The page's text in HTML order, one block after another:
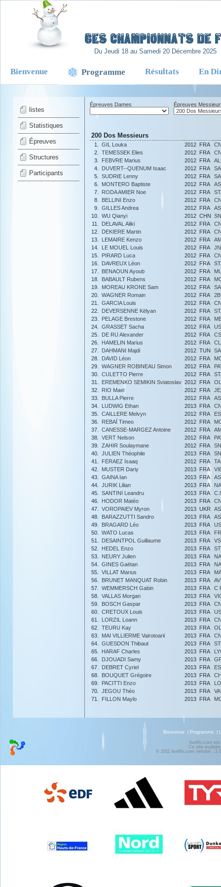
6es Championnats de
Du Jeudi 18 au Samedi 20 Décembre 2025
Bienvenue Programme Résultats En
listes
Statistiques
Épreuves
Structures
Participants
Épreuves Dames Épreuves
200 Dos Messieurs
1. GIL Louka 2012 FRA
2.
TEMESSEK Elies 2012 FRA
3.
FEBVRE Marius 2012 FRA
4.
DUVERT--QUENUM Isaac 2012 FRA
5.
SUDRIE Lenny 2012 FRA
6.
MONTERO Baptiste 2012 FRA
7.
RODA AMIER Noe 2012 FRA
8.
BELLINI Enzo 2012 FRA
9.
GILLES Andrea 2012 FRA
10.
WU Qianyi 2012 CHN
11.
DELAVAL Aliki 2012 FRA
12.
DEKIERE Martin 2012 FRA
13.
LEMAIRE Kenzo 2012 FRA
14.
LE MOUEL Louis 2012 FRA
15.
PIRARD Luca 2012 FRA
16.
DAVREUX Léon 2012 FRA
17.
BENAOUN Ayoub 2012 FRA
18.
BABAULT Rubens 2012 FRA
19.
MOREAU KRONE Sam 2012 FRA
20.
WAGNER Romain 2012 FRA
21.
GARCIA Louis 2012 FRA
22.
DEVERSENNE Këlyan 2012 FRA
23.
PELAGE Brestone 2012 FRA
24.
GRASSET Sacha 2012 FRA
25.
DE RU Alexander 2012 FRA
26.
HAMELIN Marius 2012 FRA
27.
DAHMANI Majdi 2012 TUN
28.
DAVID Léon 2012 FRA
29.
WAGNER ROBINEAU Simon 2012 FRA
30.
CULETTO Pierre 2012 FRA
31.
EREMENKO SEMIKIN Sviatoslav 2012 FRA
32.
RIO Mael 2012 FRA
33.
BULLA Pierre 2012 FRA
34.
LUDWIG Ethan 2013 FRA
35.
CAILLERE Melvyn 2012 FRA
36.
REBAÏ Timeo 2012 FRA
37.
CANESSE-MARGEZ Antoine 2012 FRA
38.
VERT Nelson 2012 FRA
39.
ZAHIR Soulaymane 2012 FRA
40.
JULIEN Théophile 2013 FRA
41.
FERAEZ Isaaq 2012 FRA
42.
MUSTER Dariy 2013 FRA
43.
GAINA Ian 2013 FRA
44.
JURIK Lilian 2013 FRA
45.
SANTINI Leandru 2013 FRA
46.
HODOR Matéo 2013 FRA
47.
VOROPAIEV Myron 2013 UKR
48.
BARAZZUTTI Sandro 2013 FRA
49.
BRAGARD Léo 2013 FRA
50.
WATO Lucas 2013 FRA
51.
DESAINTPOL Guillaume 2013 FRA
52.
HEDEL Enzo 2013 FRA
53.
NEURY Julien 2013 FRA
54.
GINES Gaëtan 2013 FRA
55.
VILLAT Marius 2013 FRA
56.
BRUNET MANQUAT Robin 2013 FRA
57.
WEMMERSCH Gabin 2013 FRA
C
58.
VALLAS Morgan 2013 FRA
59.
BOSCH Gaspar 2013 FRA
60.
CRETOUX Louis 2013 FRA
61.
LORZIL Loann 2013 FRA
62.
TEURU Kay 2013 FRA
63.
MAI VILLIERME Vairotoarii 2013 FRA
64.
GUESDON Thibaut 2013 FRA
65.
HARAF Charles 2013 FRA
66.
DJOUADI Samy 2013 FRA
67.
DEBRET Cyriel 2013 FRA
68.
BOUQUET Grégoire 2013 FRA
69.
PACITTI Enzo 2013 FRA
70.
JEGOU Théo 2013 FRA
71.
FILLON Maylo 2013 FRA
Bienvenue Programme
liveffn.com
Ce site
© 2011 liveffn.com version :